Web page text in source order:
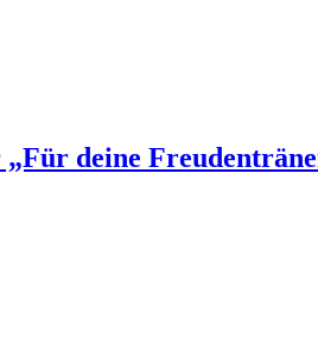
deine